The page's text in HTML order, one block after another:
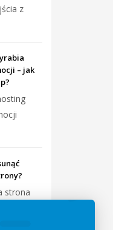
z
– jak
strona
izol...